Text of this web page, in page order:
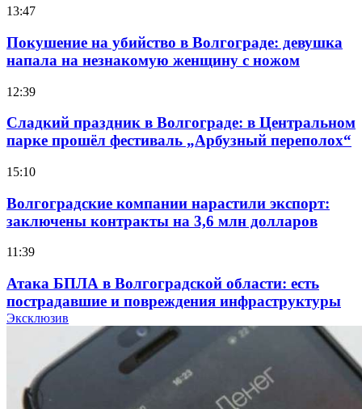
13:47
Покушение на убийство в Волгограде: девушка
напала на незнакомую женщину с ножом
12:39
Сладкий праздник в Волгограде: в Центральном
парке прошёл фестиваль „Арбузный переполох“
15:10
Волгоградские компании нарастили экспорт:
заключены контракты на 3,6 млн долларов
11:39
Атака БПЛА в Волгоградской области: есть
пострадавшие и повреждения инфраструктуры
Волгоградские вузы в топе зарплатного
рейтинга: ВолгГТУ и ВолгГМУ вошли в топ‑15
для химической отрасли и фармацевтики
Эксклюзив